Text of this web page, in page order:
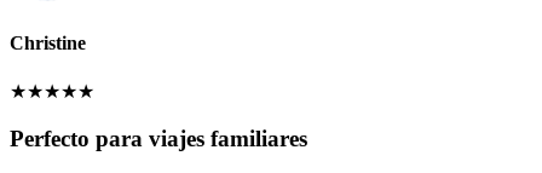
Christine
★★★★★
Perfecto para viajes familiares